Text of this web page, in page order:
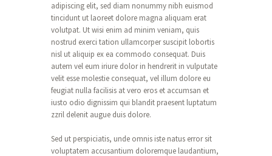
adipiscing elit, sed diam nonummy nibh euismod
tincidunt ut laoreet dolore magna aliquam erat
volutpat. Ut wisi enim ad minim veniam, quis
nostrud exerci tation ullamcorper suscipit lobortis
nisl ut aliquip ex ea commodo consequat. Duis
autem vel eum iriure dolor in hendrerit in vulputate
velit esse molestie consequat, vel illum dolore eu
feugiat nulla facilisis at vero eros et accumsan et
iusto odio dignissim qui blandit praesent luptatum
zzril delenit augue duis dolore.
Sed ut perspiciatis, unde omnis iste natus error sit
voluptatem accusantium doloremque laudantium,